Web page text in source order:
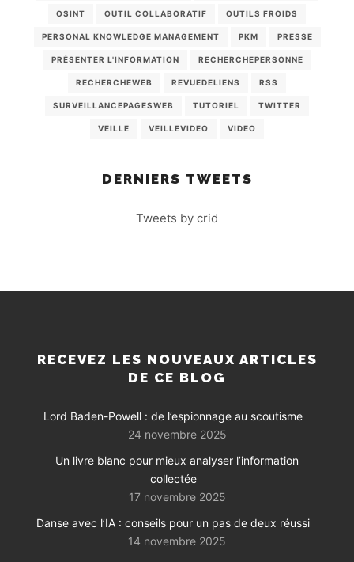
OSINT OUTIL COLLABORATIF OUTILS FROIDS
PERSONAL KNOWLEDGE MANAGEMENT PKM PRESSE
PRÉSENTER L'INFORMATION RECHERCHEPERSONNE
RECHERCHEWEB REVUEDELIENS RSS
SURVEILLANCEPAGESWEB TUTORIEL TWITTER
VEILLE VEILLEVIDEO VIDEO
DERNIERS TWEETS
Tweets by crid
RECEVEZ LES NOUVEAUX ARTICLES
DE CE BLOG
Lord Baden-Powell : de l’espionnage au scoutisme
24 novembre 2025
Un livre blanc pour mieux analyser l’information
collectée
17 novembre 2025
Danse avec l’IA : conseils pour un pas de deux réussi
14 novembre 2025